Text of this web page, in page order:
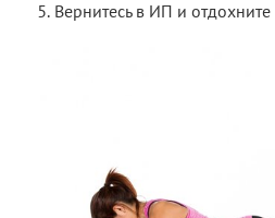
Вернитесь в ИП и